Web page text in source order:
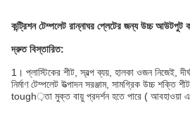
কন্ট্রিশন টেম্পলেট রান্নাঘর প্লেটের জন্য উচ্চ আউটপুট
দ্রুত বিস্তারিত:
1। প্লাস্টিকের শীট, স্বল্প ব্যয়, হালকা ওজন নিজেই,
নির্মাণ টেম্পলেট উত্পাদন সরঞ্জাম, সামগ্রিক উচ্চ শক্তি
tough়তা মুক্ত বায়ু প্রদর্শন হতে পারে ( আবহাওয়া